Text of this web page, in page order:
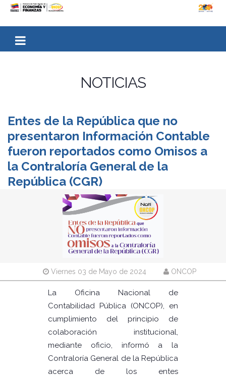
NOTICIAS
Entes de la República que no
presentaron Información Contable
fueron reportados como Omisos a
la Contraloría General de la
República (CGR)
Viernes 03 de Mayo de 2024 ONCOP
La Oficina Nacional de
Contabilidad Pública (ONCOP), en
cumplimiento del principio de
colaboración institucional,
mediante oficio, informó a la
Contraloría General de la República
acerca de los entes